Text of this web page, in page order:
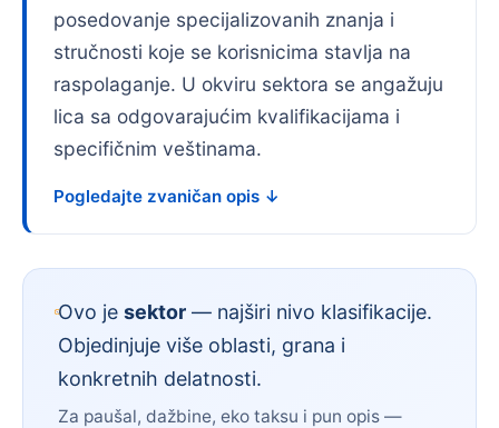
posedovanje specijalizovanih znanja i
stručnosti koje se korisnicima stavlja na
raspolaganje. U okviru sektora se angažuju
lica sa odgovarajućim kvalifikacijama i
specifičnim veštinama.
Pogledajte zvaničan opis ↓
Ovo je sektor — najširi nivo klasifikacije.
Objedinjuje više oblasti, grana i
konkretnih delatnosti.
Za paušal, dažbine, eko taksu i pun opis —